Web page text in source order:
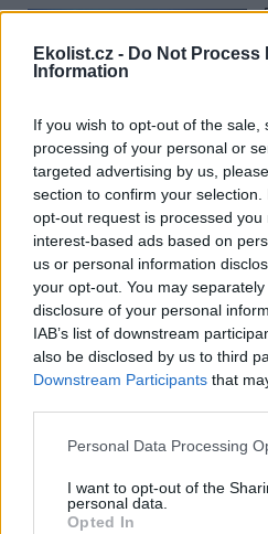
Ekolist.cz - Do Not Process
Information
If you wish to opt-out of the
processing of your personal or
targeted advertising by us,
section to confirm your
opt-out request is processed you
interest-based ads based on
us or personal information
your opt-out. You may
disclosure of your personal
IAB’s list of downstream
also be disclosed by us to third
Downstream Participants that
Personal Data Processing
I want to opt-out of the
personal data.
Opted In
jasně deklarovat, že snahy o
nebudou tolerovány.
Luboš Pavlovič: Veřejnost
připomínkovat plavební
3.8.2026
Diskuse: 16
do Pardubic. Veřejnost může své
životní prostředí poslat ministerstvu
Kilian Kaminski: Evropa
Budou ale opravy skutečně